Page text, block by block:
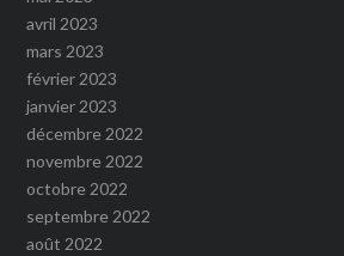
avril 2023
mars 2023
février 2023
janvier 2023
décembre 2022
novembre 2022
octobre 2022
septembre 2022
août 2022